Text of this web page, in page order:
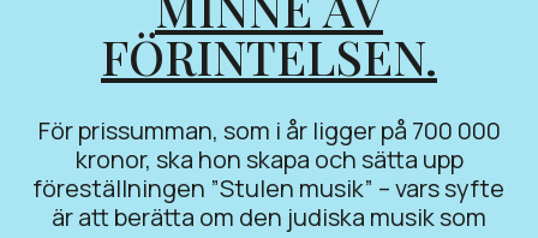
FÖRINTELSEN.
För prissumman, som i år ligger på 700 000
kronor, ska hon skapa och sätta upp
föreställningen ”Stulen musik” – vars syfte
är att berätta om den judiska musik som